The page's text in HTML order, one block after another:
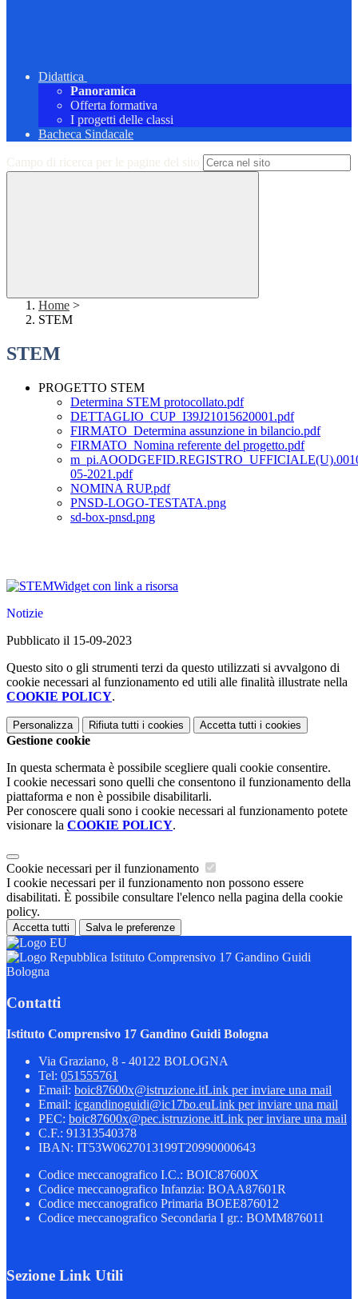
Didattica
Panoramica
Offerta formativa
I progetti delle classi
Bacheca Sindacale
Campo di ricerca per le pagine del sito
Home >
STEM
STEM
PROGETTO STEM
Determina STEM protocollato.pdf
DETTAGLIO_CUP_I39J21015620001.pdf
FIRMATO_Determina assunzione in bilancio.pdf
FIRMATO_Nomina referente del progetto.pdf
05-2021.pdf
NOMINA RUP.pdf
PNSD-LOGO-TESTATA.png
sd-box-pnsd.png
Widget con link a risorsa
Notizie
Pubblicato il 15-09-2023
Questo sito o gli strumenti terzi da questo utilizzati si avvalgono di
cookie necessari al funzionamento ed utili alle finalità illustrate nella
COOKIE POLICY.
Personalizza Rifiuta tutti i cookies Accetta tutti i cookies
Gestione cookie
In questa schermata è possibile scegliere quali cookie consentire.
I cookie necessari sono quelli che consentono il funzionamento della
piattaforma e non è possibile disabilitarli.
Per conoscere quali sono i cookie necessari al funzionamento potete
visionare la COOKIE POLICY.
Cookie necessari per il funzionamento
I cookie necessari per il funzionamento non possono essere
disabilitati. È possibile consultare l'elenco nella pagina della cookie
policy.
Accetta tutti Salva le preferenze
Istituto Comprensivo 17 Gandino Guidi
Bologna
Contatti
Istituto Comprensivo 17 Gandino Guidi Bologna
Via Graziano, 8 - 40122 BOLOGNA
Tel: 051555761
Email: boic87600x@istruzione.itLink per inviare una mail
Email: icgandinoguidi@ic17bo.euLink per inviare una mail
PEC: boic87600x@pec.istruzione.itLink per inviare una mail
C.F.: 91313540378
IBAN: IT53W0627013199T20990000643
Codice meccanografico I.C.: BOIC87600X
Codice meccanografico Infanzia: BOAA87601R
Codice meccanografico Primaria BOEE876012
Codice meccanografico Secondaria I gr.: BOMM876011
Sezione Link Utili